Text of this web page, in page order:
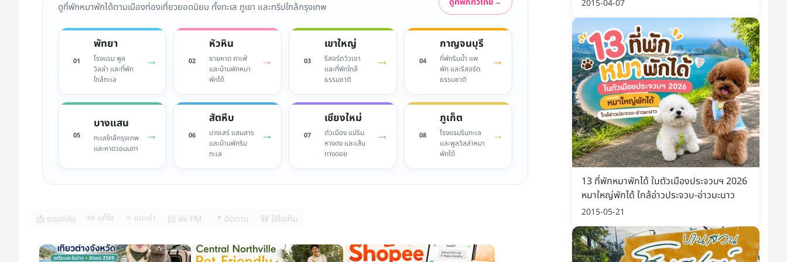
ดูที่พักหมาพักได้ตามเมืองท่องเที่ยวยอดนิยม ทั้งทะเล ภูเขา และทริปใกล้กรุงเทพ
01
พัทยา
โรงแรม พูล
วิลล่า และที่พัก
ใกล้ทะเล
→ 02
หัวหิน
ชายหาด คาเฟ่
และบ้านพักหมา
พักได้
→ 03
เขาใหญ่
รีสอร์ตวิวเขา
และที่พักใกล้
ธรรมชาติ
→ 04
กาญจนบุรี
ที่พักริมน้ำ แพ
พัก และรีสอร์ต
ธรรมชาติ
→
05
บางแสน
ทะเลใกล้กรุงเทพ
และหาดวอนนภา
→ 06
สัตหีบ
บางเสร่ แสมสาร
และบ้านพักริม
ทะเล
→ 07
เชียงใหม่
ตัวเมือง แม่ริม
หางดง และเส้น
ทางดอย
→ 08
ภูเก็ต
โรงแรมริมทะเล
และพูลวิลล่าหมา
พักได้
→
📩 ตอบกลับ ✏️ แก้ไข ⭐ แนะนำ 📨 ส่ง PM 📍 ติดตาม 🎒 ใช้ไอเท็ม
2015-04-07
13 ที่พักหมาพักได้ ในตัวเมืองประจวบฯ 2026
หมาใหญ่พักได้ ใกล้อ่าวประจวบ-อ่าวมะนาว
2015-05-21